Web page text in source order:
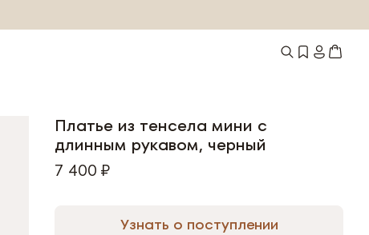
Платье из тенсела мини с
длинным рукавом, черный
7 400 ₽
Узнать о поступлении